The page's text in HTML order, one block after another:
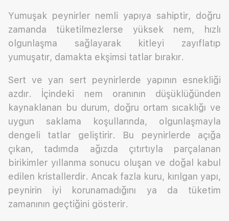
Yumuşak peynirler nemli yapıya sahiptir, doğru
zamanda tüketilmezlerse yüksek nem, hızlı
olgunlaşma sağlayarak kitleyi zayıflatıp
yumuşatır, damakta ekşimsi tatlar bırakır.
Sert ve yarı sert peynirlerde yapının esnekliği
azdır. İçindeki nem oranının düşüklüğünden
kaynaklanan bu durum, doğru ortam sıcaklığı ve
uygun saklama koşullarında, olgunlaşmayla
dengeli tatlar geliştirir. Bu peynirlerde açığa
çıkan, tadımda ağızda çıtırtıyla parçalanan
birikimler yıllanma sonucu oluşan ve doğal kabul
edilen kristallerdir. Ancak fazla kuru, kırılgan yapı,
peynirin iyi korunamadığını ya da tüketim
zamanının geçtiğini gösterir.